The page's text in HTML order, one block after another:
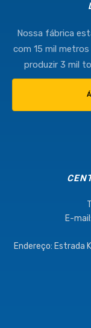
Nossa fábrica
com 15 mil
produzir 3 mil
E-mail:
Endereço: Estrada